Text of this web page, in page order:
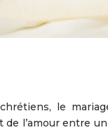
le
de l’amour entre